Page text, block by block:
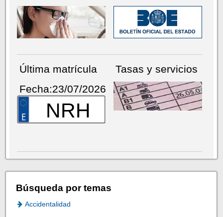
Última matrícula
Fecha:23/07/2026
NRH
Tasas y servicios
Búsqueda por temas
Accidentalidad